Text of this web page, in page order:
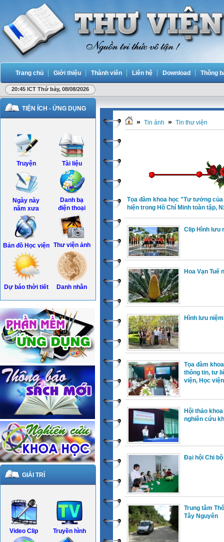
Trang chủ Giới thiệu Thành viên Liên hệ Download Thông
20:45 ICT Thứ bảy, 08/08/2026
TIỆN ÍCH - ỨNG DỤNG
Truyện Tài liệu
Ngày này
năm xưa
Danh bạ
điện thoại
Bản đồ Học viện Thư viện ảnh
Dự báo thời tiết Danh nhân
GIẢI TRÍ
Video Clip Truyền hình
» Tin ảnh » Tin thư viện
Tọa đàm khoa học "Tư tưởng
hiện trong Hồ Chí Minh toàn tập,
Clip Hình lưu
Hoa Vạn
Hình lưu
Tọa đàm
thông tin, tư
viện, Học
Hội thảo
nghiên cứu
Đại hội Chi
Trung tâm
Tây Nguyên